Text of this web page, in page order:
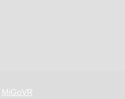
MiGoVR